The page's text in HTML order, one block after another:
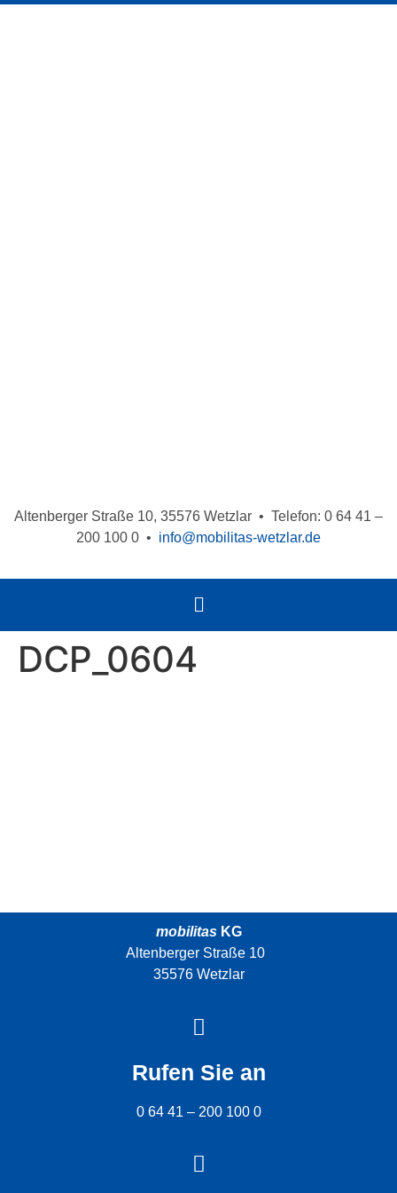
Altenberger Straße 10, 35576 Wetzlar • Telefon: 0 64 41 –
200 100 0 • info@mobilitas-wetzlar.de
DCP_0604
mobilitasKG
Altenberger Straße 10
35576 Wetzlar
Rufen Sie an
0 64 41 – 200 100 0